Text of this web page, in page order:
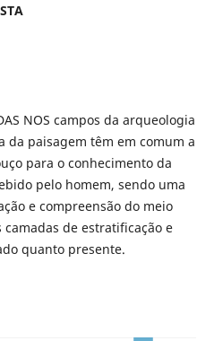
NOS campos da arqueologia
paisagem têm em comum a
para o conhecimento da
pelo homem, sendo uma
e compreensão do meio
de estratificação e
quanto presente.